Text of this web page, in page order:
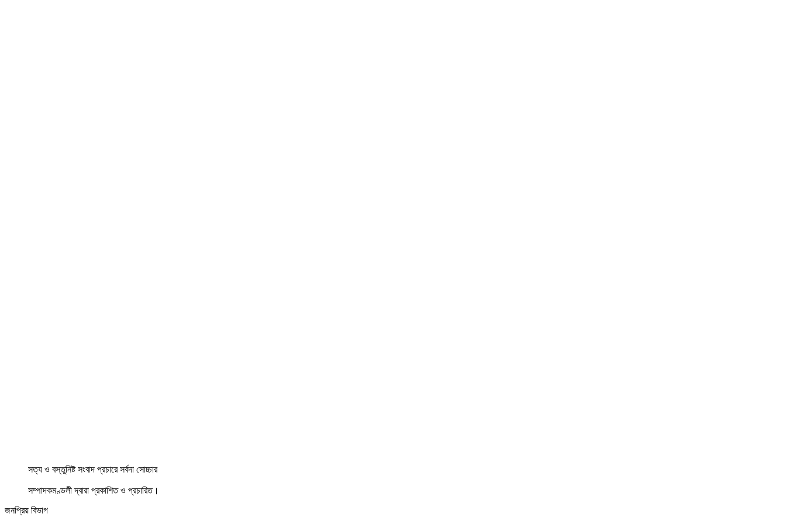
সত্য ও বস্তুনিষ্ট সংবাদ প্রচারে সর্বদা সোচ্চার
সম্পাদকমণ্ডলী দ্বারা প্রকাশিত ও প্রচারিত।
জনপ্রিয় বিভাগ